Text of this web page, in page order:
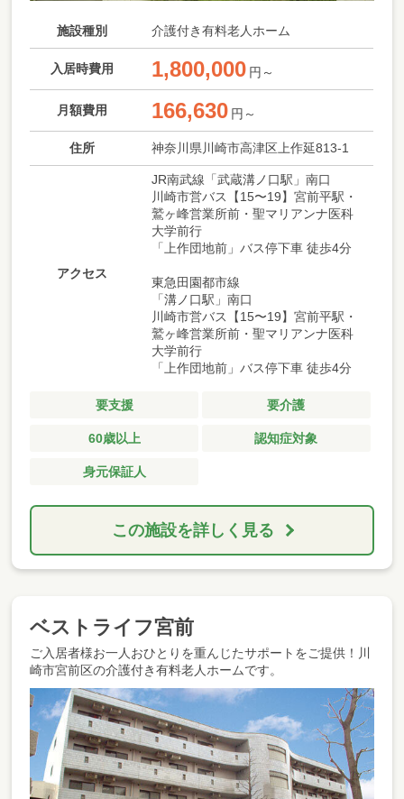
施設種別 介護付き有料老人ホーム
入居時費用 1,800,000 円～
月額費用 166,630 円～
住所 神奈川県川崎市高津区上作延813-1
アクセス
JR南武線「武蔵溝ノ口駅」南口
川崎市営バス【15〜19】宮前平駅・
鷲ヶ峰営業所前・聖マリアンナ医科
大学前行
「上作団地前」バス停下車 徒歩4分
東急田園都市線
「溝ノ口駅」南口
川崎市営バス【15〜19】宮前平駅・
鷲ヶ峰営業所前・聖マリアンナ医科
大学前行
「上作団地前」バス停下車 徒歩4分
要支援 要介護
60歳以上 認知症対象
身元保証人
この施設を詳しく見る
ベストライフ宮前
ご入居者様お一人おひとりを重んじたサポートをご提供！川
崎市宮前区の介護付き有料老人ホームです。